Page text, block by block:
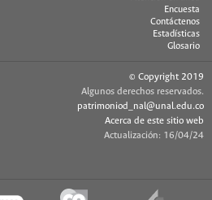
Encuesta
Contáctenos
Estadísticas
Glosario
© Copyright 2019
Algunos derechos reservados.
patrimoniod_nal@unal.edu.co
Acerca de este sitio web
Actualización: 16/04/24